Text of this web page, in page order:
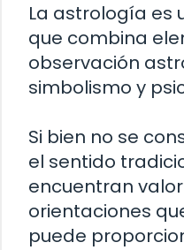
La astrología es
que combina
observación
simbolismo y
Si bien no se
el sentido
encuentran
orientaciones
puede